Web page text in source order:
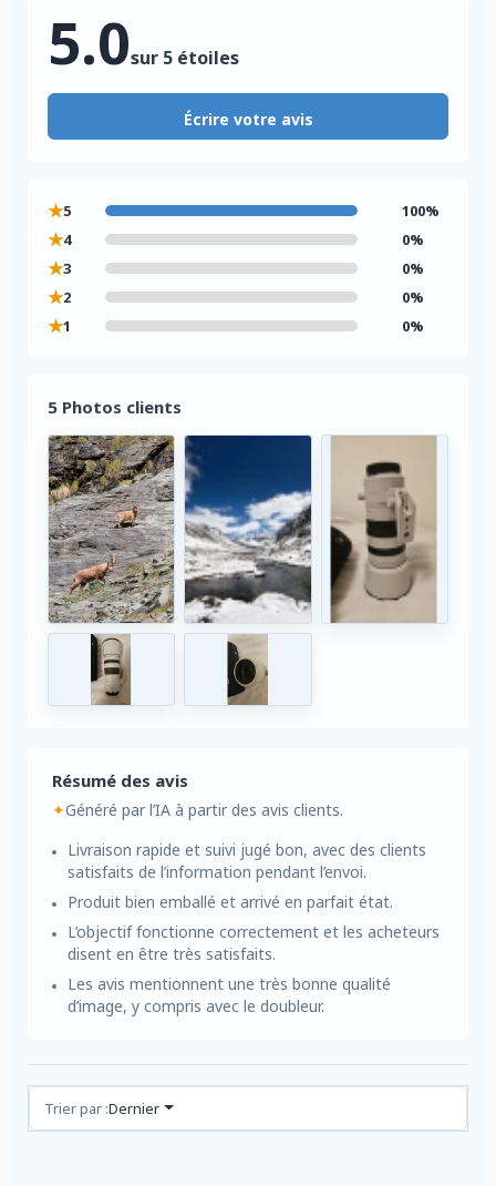
5.0sur 5 étoiles
Écrire votre avis
★5 100%
★4 0%
★3 0%
★2 0%
★1 0%
5 Photos clients
Résumé des avis
✦Généré par l’IA à partir des avis clients.
Livraison rapide et suivi jugé bon, avec des clients
satisfaits de l’information pendant l’envoi.
Produit bien emballé et arrivé en parfait état.
L’objectif fonctionne correctement et les acheteurs
disent en être très satisfaits.
Les avis mentionnent une très bonne qualité
d’image, y compris avec le doubleur.
Avis (3)
Trier par :Dernier